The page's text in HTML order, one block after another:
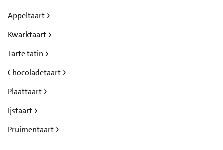
Appeltaart
Kwarktaart
Tarte tatin
Chocoladetaart
Plaattaart
Ijstaart
Pruimentaart